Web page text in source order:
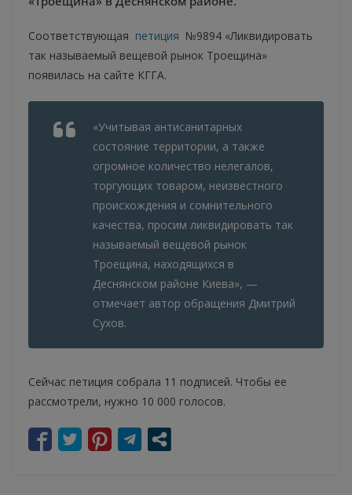
Соответствующая петиция №9894 «Ликвидировать
так называемый вещевой рынок Троещина»
появилась на сайте КГГА.
«Учитывая антисанитарных
состояние территории, а также
огромное количество нелегалов,
торгующих товаром, неизвестного
происхождения и сомнительного
качества, просим ликвидировать так
называемый вещевой рынок
Троещина, находящихся в
Деснянском районе Киева», —
отмечает автор обращения Дмитрий
Сухов.
Сейчас петиция собрала 11 подписей. Чтобы ее
рассмотрели, нужно 10 000 голосов.